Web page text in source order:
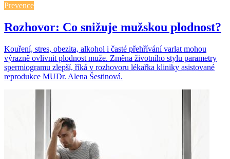
Prevence
Rozhovor: Co snižuje mužskou plodnost?
Kouření, stres, obezita, alkohol i časté přehřívání varlat mohou
výrazně ovlivnit plodnost muže. Změna životního stylu parametry
spermiogramu zlepší, říká v rozhovoru lékařka kliniky asistované
reprodukce MUDr. Alena Šestinová.